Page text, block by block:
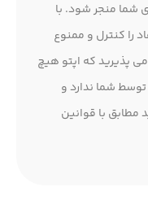
شما منجر شود. با
را کنترل و ممنوع
پذیرید که اپتو هیچ
شما ندارد و
مطابق با قوانین